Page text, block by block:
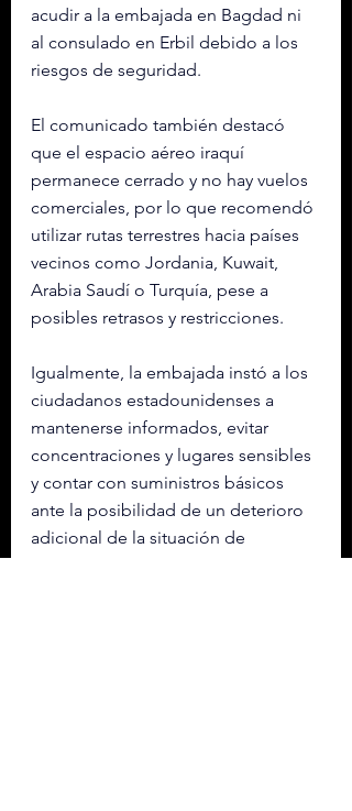
acudir a la embajada en Bagdad ni
al consulado en Erbil debido a los
riesgos de seguridad.
El comunicado también destacó
que el espacio aéreo iraquí
permanece cerrado y no hay vuelos
comerciales, por lo que recomendó
utilizar rutas terrestres hacia países
vecinos como Jordania, Kuwait,
Arabia Saudí o Turquía, pese a
posibles retrasos y restricciones.
Igualmente, la embajada instó a los
ciudadanos estadounidenses a
mantenerse informados, evitar
concentraciones y lugares sensibles
y contar con suministros básicos
ante la posibilidad de un deterioro
adicional de la situación de